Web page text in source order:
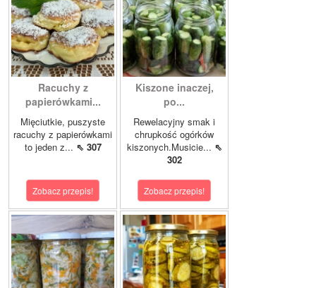
Racuchy z
papierówkami...
Mięciutkie, puszyste
racuchy z papierówkami
to jeden z... ⇖ 307
Zobacz przepis!
Kiszone inaczej,
po...
Rewelacyjny smak i
chrupkość ogórków
kiszonych.Musicie... ⇖
302
Zobacz przepis!